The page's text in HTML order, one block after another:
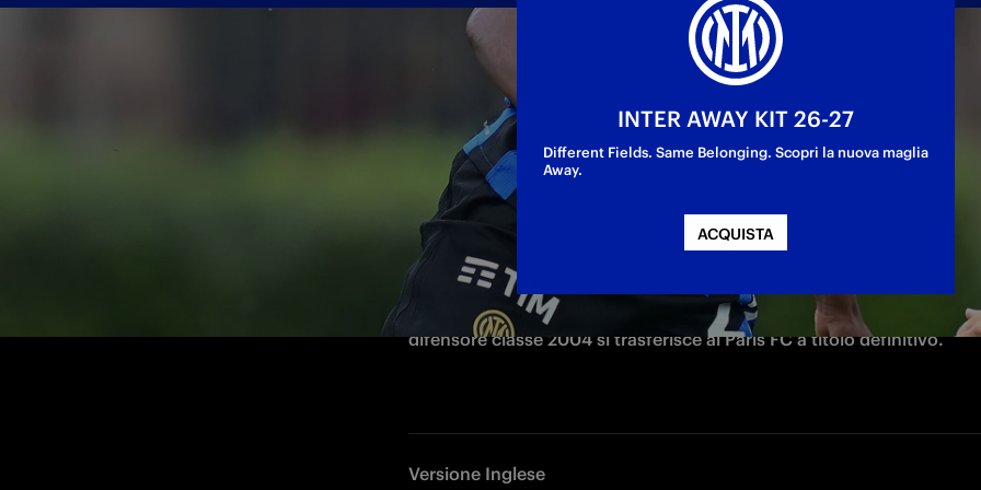
Trasferimento a titolo definitivo per il difensore classe 2004
MILANO - FC Internazionale Milano comunica la cessione di Hillary
difensore classe 2004 si trasferisce al Paris FC a titolo definitivo.
Versione Inglese
INTER AWAY KIT 26-27
Different Fields. Same Belonging. Scopri la nuova maglia
Away.
ACQUISTA